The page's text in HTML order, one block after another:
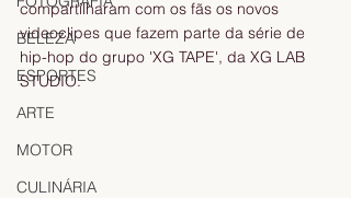
BELEZA
ESPORTES
ARTE
MOTOR
CULINÁRIA
compartilharam com os fãs os novos
videoclipes que fazem parte da série de
hip-hop do grupo 'XG TAPE', da XG LAB
STUDIO.